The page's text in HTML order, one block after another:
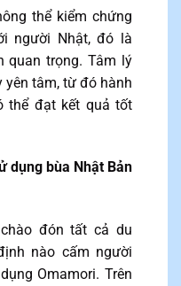
thể kiểm chứng
người Nhật, đó là
quan trọng. Tâm lý
tâm, từ đó hành
thể đạt kết quả tốt
dụng bùa Nhật Bản
đón tất cả du
nào cấm người
Omamori. Trên